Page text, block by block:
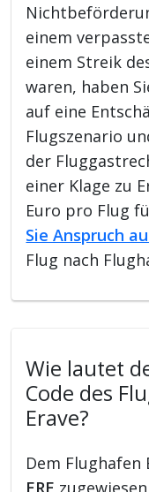
einem
einem Streik
waren, haben
auf eine
Flugszenario
der
einer Klage zu
Euro pro Flug
Sie Anspruch
Flug nach
Wie lautet
Code des
Erave?
Dem Flughafen
ERE